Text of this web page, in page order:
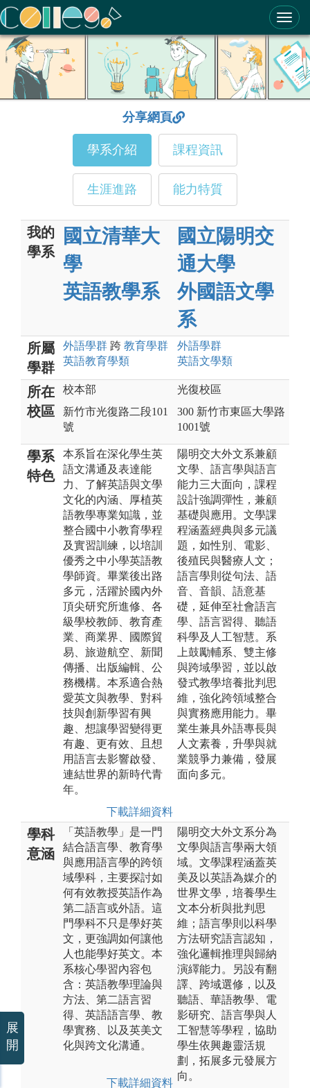
ColleGo! 大學選才與高中育才輔助系統
分享網頁
學系介紹 課程資訊
生涯進路 能力特質
我的
學系
國立清華大
學
英語教學系
國立陽明交
通大學
外國語文學
系
所屬
學群
外語學群 跨 教育學群
英語教育學類
外語學群
英語文學類
所在
校區
校本部
新竹市光復路二段101
號
光復校區
300 新竹市東區大學路
1001號
學系
特色
本系旨在深化學生英
語文溝通及表達能
力、了解英語與文學
文化的內涵、厚植英
語教學專業知識，並
整合國中小教育學程
及實習訓練，以培訓
優秀之中小學英語教
學師資。畢業後出路
多元，活躍於國內外
頂尖研究所進修、各
級學校教師、教育產
業、商業界、國際貿
易、旅遊航空、新聞
傳播、出版編輯、公
務機構。本系適合熱
愛英文與教學、對科
技與創新學習有興
趣、想讓學習變得更
有趣、更有效、且想
用語言去影響啟發、
連結世界的新時代青
年。
下載詳細資料
陽明交大外文系兼顧
文學、語言學與語言
能力三大面向，課程
設計強調彈性，兼顧
基礎與應用。文學課
程涵蓋經典與多元議
題，如性別、電影、
後殖民與醫療人文；
語言學則從句法、語
音、音韻、語意基
礎，延伸至社會語言
學、語言習得、聽語
科學及人工智慧。系
上鼓勵輔系、雙主修
與跨域學習，並以啟
發式教學培養批判思
維，強化跨領域整合
與實務應用能力。畢
業生兼具外語專長與
人文素養，升學與就
業競爭力兼備，發展
面向多元。
學科
意涵
「英語教學」是一門
結合語言學、教育學
與應用語言學的跨領
域學科，主要探討如
何有效教授英語作為
第二語言或外語。這
門學科不只是學好英
文，更強調如何讓他
人也能學好英文。本
系核心學習內容包
含：英語教學理論與
方法、第二語言習
得、英語語言學、教
學實務、以及英美文
化與跨文化溝通。
下載詳細資料
陽明交大外文系分為
文學與語言學兩大領
域。文學課程涵蓋英
美及以英語為媒介的
世界文學，培養學生
文本分析與批判思
維；語言學則以科學
方法研究語言認知，
強化邏輯推理與歸納
演繹能力。另設有翻
譯、跨域選修，以及
聽語、華語教學、電
影研究、語言學與人
工智慧等學程，協助
學生依興趣靈活規
劃，拓展多元發展方
向。
展
開